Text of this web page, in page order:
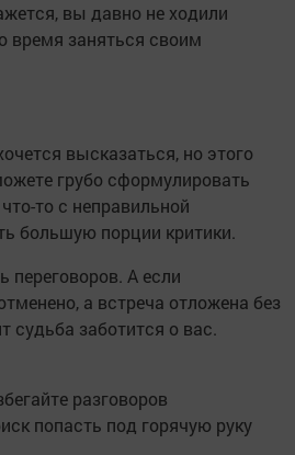
вы давно не ходили
время заняться своим
высказаться, но этого
грубо сформулировать
то с неправильной
большую порции критики.
переговоров. А если
а встреча отложена без
судьба заботится о вас.
разговоров
попасть под горячую руку